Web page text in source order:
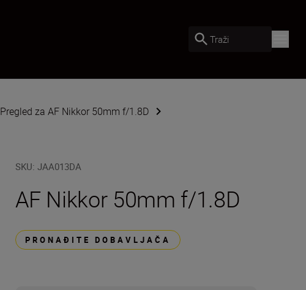
Traži
Pregled za AF Nikkor 50mm f/1.8D
SKU:JAA013DA
AF Nikkor 50mm f/1.8D
PRONAĐITE DOBAVLJAČA